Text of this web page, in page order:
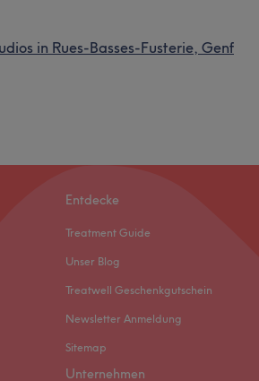
in Rues-Basses-Fusterie, Genf
Entdecke
Treatment Guide
Unser Blog
Treatwell Geschenkgutschein
Newsletter Anmeldung
Sitemap
Unternehmen